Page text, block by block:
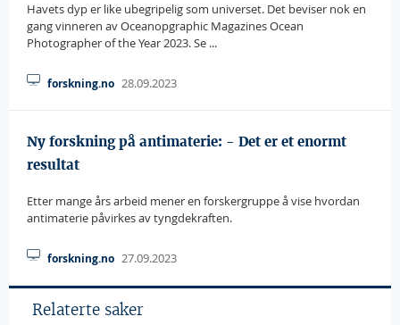
Havets dyp er like ubegripelig som universet. Det beviser nok en
gang vinneren av Oceanopgraphic Magazines Ocean
Photographer of the Year 2023. Se ...
forskning.no 28.09.2023
Ny forskning på antimaterie: - Det er et enormt
resultat
Etter mange års arbeid mener en forskergruppe å vise hvordan
antimaterie påvirkes av tyngdekraften.
forskning.no 27.09.2023
Relaterte saker